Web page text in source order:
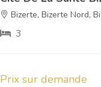
Bizerte, Bizerte Nord,
3
Prix sur demande